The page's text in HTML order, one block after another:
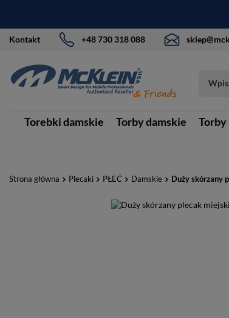
Kontakt +48 730 318 088
Torebki damskie Torby damskie Torby
Strona główna Plecaki PŁEĆ Damskie Duży skórzany